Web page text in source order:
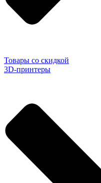
Товары со скидкой
3D-принтеры